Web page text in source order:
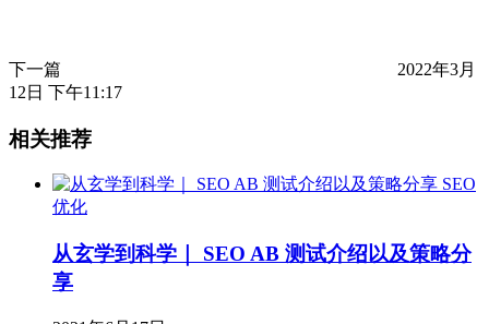
下一篇
2022年3月
12日 下午11:17
相关推荐
SEO
优化
从玄学到科学｜ SEO AB 测试介绍以及策略分
享